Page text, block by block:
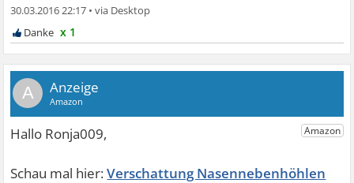
30.03.2016 22:17 •
x 1
A
Verschattung Nasennebenhöhlen